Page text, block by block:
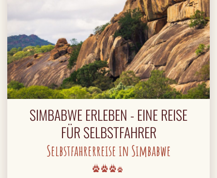
SIMBABWE ERLEBEN - EINE REISE
FÜR SELBSTFAHRER
Selbstfahrerreise in Simbabwe